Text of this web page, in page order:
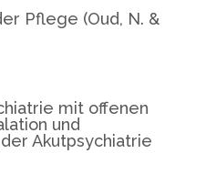
Pflege (Oud, N. &
mit offenen
und
Akutpsychiatrie